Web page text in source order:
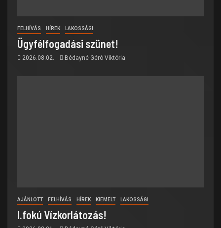
FELHÍVÁS HÍREK LAKOSSÁGI
Ügyfélfogadási szünet!
2026.08.02. Bédayné Géró Viktória
AJÁNLOTT FELHÍVÁS HÍREK KIEMELT LAKOSSÁGI
I.fokú Vízkorlátozás!